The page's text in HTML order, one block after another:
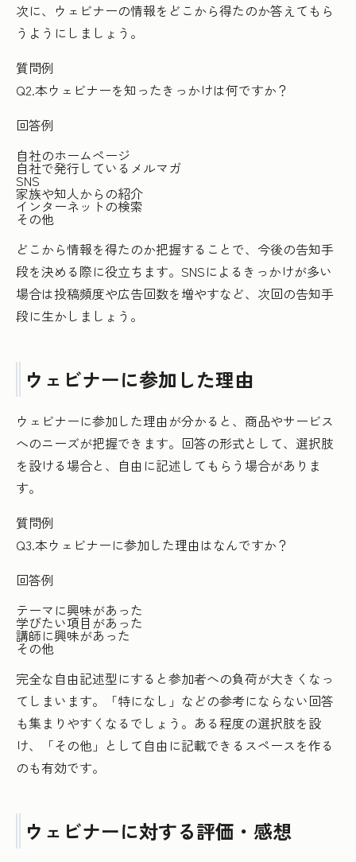
次に、ウェビナーの情報をどこから得たのか答えてもら
うようにしましょう。
質問例
Q2.本ウェビナーを知ったきっかけは何ですか？
回答例
自社のホームページ
自社で発行しているメルマガ
SNS
家族や知人からの紹介
インターネットの検索
その他
どこから情報を得たのか把握することで、今後の告知手
段を決める際に役立ちます。SNSによるきっかけが多い
場合は投稿頻度や広告回数を増やすなど、次回の告知手
段に生かしましょう。
ウェビナーに参加した理由
ウェビナーに参加した理由が分かると、商品やサービス
へのニーズが把握できます。回答の形式として、選択肢
を設ける場合と、自由に記述してもらう場合がありま
す。
質問例
Q3.本ウェビナーに参加した理由はなんですか？
回答例
テーマに興味があった
学びたい項目があった
講師に興味があった
その他
完全な自由記述型にすると参加者への負荷が大きくなっ
てしまいます。「特になし」などの参考にならない回答
も集まりやすくなるでしょう。ある程度の選択肢を設
け、「その他」として自由に記載できるスペースを作る
のも有効です。
ウェビナーに対する評価・感想